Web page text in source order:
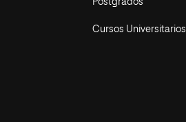
Postgrados
Cursos Universitarios